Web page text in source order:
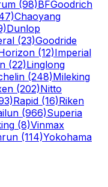
(98)BFGoodrich
Chaoyang
Dunlop
(23)Goodride
(12)Imperial
(22)Linglong
(248)Mileking
(202)Nitto
Rapid (16)Riken
(966)Superia
(8)Vinmax
(114)Yokohama